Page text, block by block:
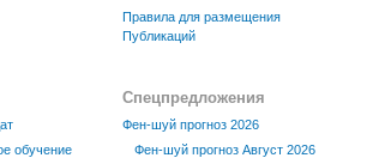
Правила для размещения
Публикаций
обучение
Спецпредложения
Фен-шуй прогноз 2026
Фен-шуй прогноз Август 2026